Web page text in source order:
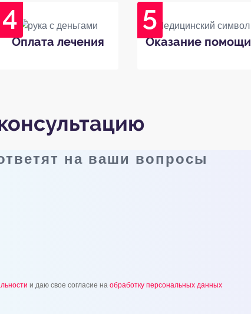
Оплата лечения Оказание помощи
на ваши вопросы
и даю свое согласие на обработку персональных данных